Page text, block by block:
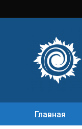
Главная